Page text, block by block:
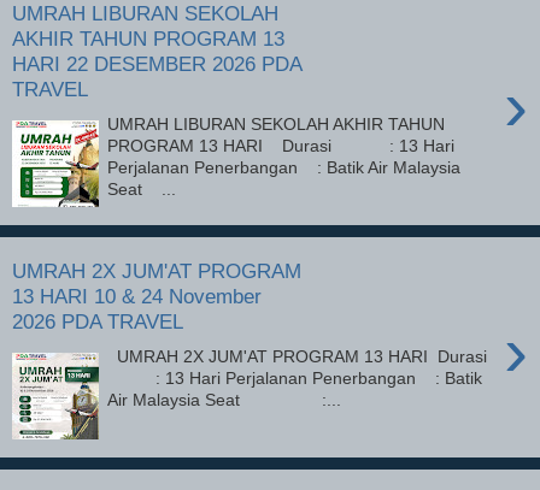
UMRAH LIBURAN SEKOLAH
AKHIR TAHUN PROGRAM 13
HARI 22 DESEMBER 2026 PDA
TRAVEL
›
UMRAH LIBURAN SEKOLAH AKHIR TAHUN
PROGRAM 13 HARI Durasi : 13 Hari
Perjalanan Penerbangan : Batik Air Malaysia
Seat ...
UMRAH 2X JUM'AT PROGRAM
13 HARI 10 & 24 November
2026 PDA TRAVEL
›
UMRAH 2X JUM'AT PROGRAM 13 HARI Durasi
: 13 Hari Perjalanan Penerbangan : Batik
Air Malaysia Seat :...